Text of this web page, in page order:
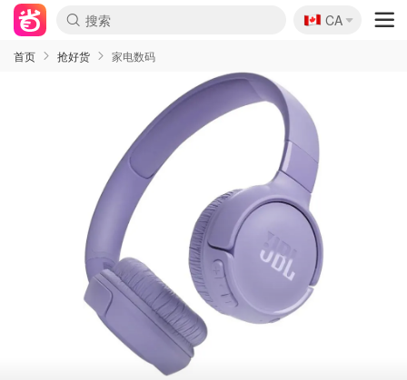
🇨🇦
CA
首页 抢好货 家电数码